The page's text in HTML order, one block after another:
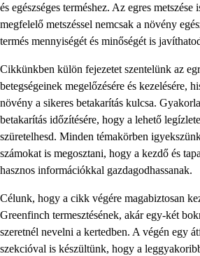
és egészséges terméshez. Az egres
megfelelő metszéssel nemcsak a növény
termés mennyiségét és minőségét is
Cikkünkben külön fejezetet szentelünk az
betegségeinek megelőzésére és kezelésére,
növény a sikeres betakarítás kulcsa.
betakarítás időzítésére, hogy a lehető
szüretelhesd. Minden témakörben
számokat is megosztani, hogy a kezdő és
hasznos információkkal gazdagodhassanak.
Célunk, hogy a cikk végére magabiztosan
Greenfinch termesztésének, akár egy-két
szeretnél nevelni a kertedben. A végén egy
szekcióval is készültünk, hogy a